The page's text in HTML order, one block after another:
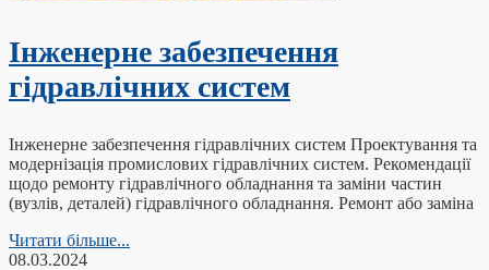
Інженерне забезпечення
гідравлічних систем
Інженерне забезпечення гідравлічних систем Проектування та
модернізація промислових гідравлічних систем. Рекомендації
щодо ремонту гідравлічного обладнання та заміни частин
(вузлів, деталей) гідравлічного обладнання. Ремонт або заміна
Читати більше...
08.03.2024